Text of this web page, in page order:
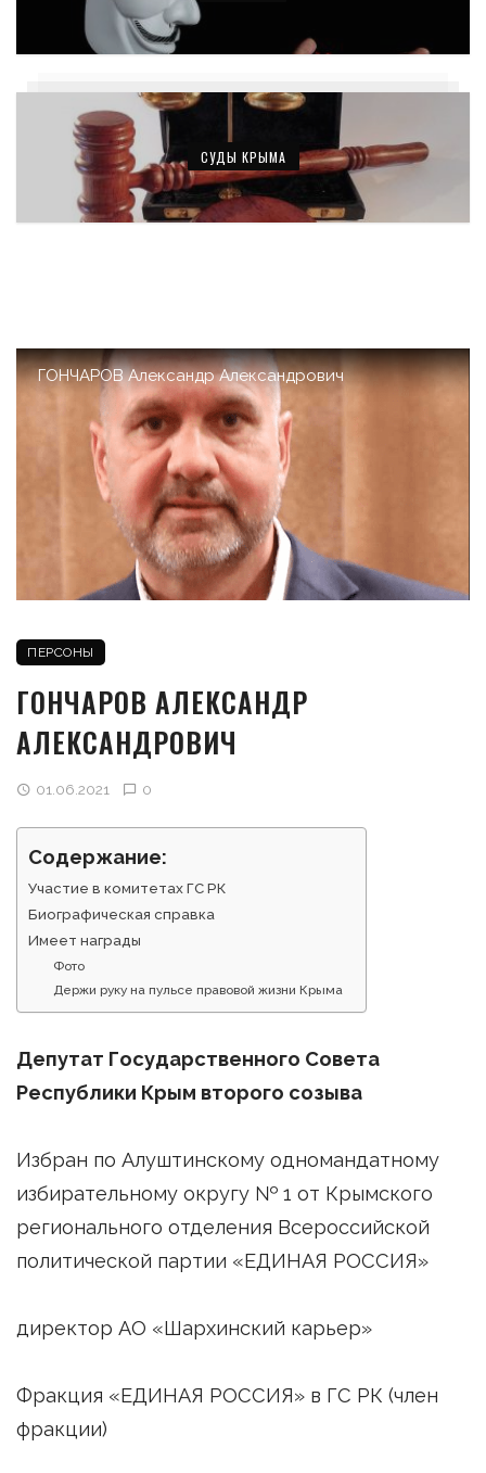
СУДЫ КРЫМА
ГОНЧАРОВ Александр Александрович
ПЕРСОНЫ
ГОНЧАРОВ АЛЕКСАНДР
АЛЕКСАНДРОВИЧ
01.06.2021 0
Содержание:
Участие в комитетах ГС РК
Биографическая справка
Имеет награды
Фото
Держи руку на пульсе правовой жизни Крыма
Депутат Государственного Совета
Республики Крым второго созыва
Избран по Алуштинскому одномандатному
избирательному округу № 1 от Крымского
регионального отделения Всероссийской
политической партии «ЕДИНАЯ РОССИЯ»
директор АО «Шархинский карьер»
Фракция «ЕДИНАЯ РОССИЯ» в ГС РК (член
фракции)